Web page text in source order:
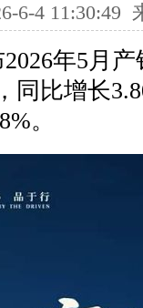
6-4 11:30:49
年5月
同比增长
。